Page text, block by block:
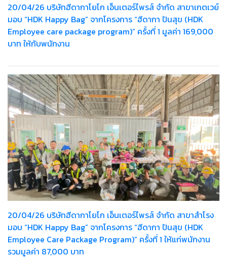
20/04/26 บริษัทฮีดากาโยโก เอ็นเตอร์ไพรส์ จำกัด สาขาเกตเวย์
มอบ “HDK Happy Bag” จากโครงการ “ฮีดากา ปันสุข (HDK
Employee care package program)” ครั้งที่ 1 มูลค่า 169,000
บาท ให้กับพนักงาน
20/04/26 บริษัทฮีดากาโยโก เอ็นเตอร์ไพรส์ จำกัด สาขาสำโรง
มอบ “HDK Happy Bag” จากโครงการ “ฮีดากา ปันสุข (HDK
Employee Care Package Program)” ครั้งที่ 1 ให้แก่พนักงาน
รวมมูลค่า 87,000 บาท